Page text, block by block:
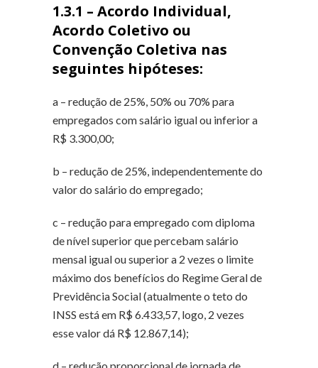
1.3.1 – Acordo Individual,
Acordo Coletivo ou
Convenção Coletiva nas
seguintes hipóteses:
a – redução de 25%, 50% ou 70% para
empregados com salário igual ou inferior a
R$ 3.300,00;
b – redução de 25%, independentemente do
valor do salário do empregado;
c – redução para empregado com diploma
de nível superior que percebam salário
mensal igual ou superior a 2 vezes o limite
máximo dos benefícios do Regime Geral de
Previdência Social (atualmente o teto do
INSS está em R$ 6.433,57, logo, 2 vezes
esse valor dá R$ 12.867,14);
d – redução proporcional de jornada de